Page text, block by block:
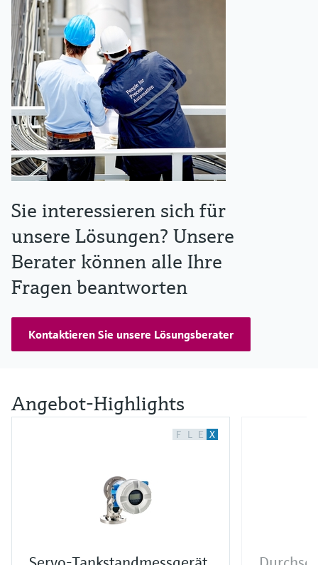
Sie interessieren sich für
unsere Lösungen? Unsere
Berater können alle Ihre
Fragen beantworten
Kontaktieren Sie unsere Lösungsberater
Angebot-Highlights
F L E X